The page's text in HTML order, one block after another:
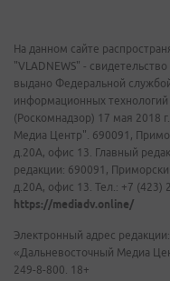
На данном сайте
"VLADNEWS" -
выдано Федеральной
информационных
(Роскомнадзор) 17 мая 2018
Медиа Центр". 690091,
д.20А, офис 13. Главный
редакции: 690091,
д.20А, офис 13. Тел.: +7 (423)
https://mediadv.online/
Электронный адрес
«Дальневосточный Медиа
249-8-800. 18+